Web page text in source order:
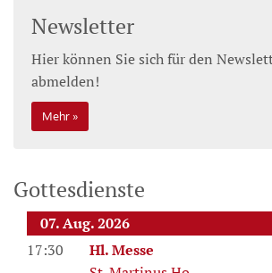
Newsletter
Hier können Sie sich für den
abmelden!
Mehr
Gottesdienste
07. Aug. 2026
17:30
Hl. Messe